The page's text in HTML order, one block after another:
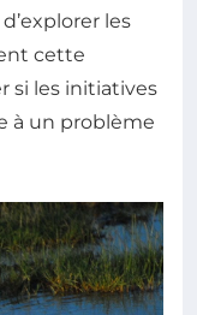
les
cette
si les initiatives
à un problème